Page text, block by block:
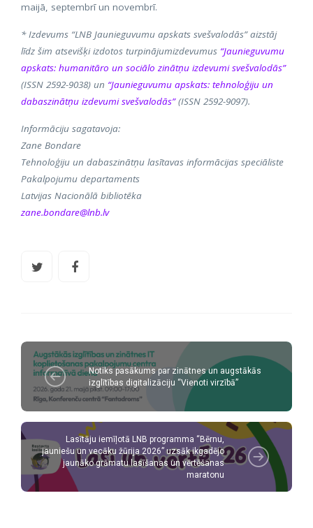
maijā, septembrī un novembrī.
* Izdevums “LNB Jaunieguvumu apskats svešvalodās” aizstāj
līdz šim atsevišķi izdotos turpinājumizdevumus “Jaunieguvumu
apskats: humanitāro un sociālo zinātņu izdevumi svešvalodās”
(ISSN 2592-9038) un “Jaunieguvumu apskats: tehnoloģiju un
dabaszinātņu izdevumi svešvalodās”(ISSN 2592-9097).
Informāciju sagatavoja:
Zane Bondare
Tehnoloģiju un dabaszinātņu lasītavas informācijas speciāliste
Pakalpojumu departaments
Latvijas Nacionālā bibliotēka
zane.bondare@lnb.lv
Notiks pasākums par zinātnes un augstākās
izglītības digitalizāciju “Vienoti virzībā”
Lasītāju iemīļotā LNB programma “Bērnu,
jauniešu un vecāku žūrija 2026” uzsāk ikgadējo
jaunāko grāmatu lasīšanas un vērtēšanas
maratonu